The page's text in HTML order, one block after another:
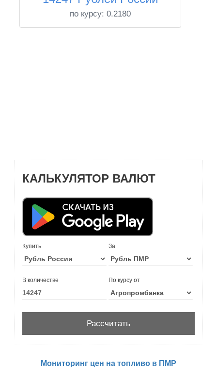
по курсу: 0.2180
КАЛЬКУЛЯТОР ВАЛЮТ
Купить За
В количестве По курсу от
Мониторинг цен на топливо в ПМР